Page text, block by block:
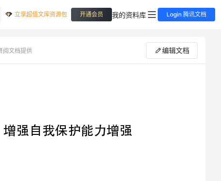
立享超值文库资源包 开通会员 我的资料库 Login 腾讯文档
阅文档提供 编辑文档